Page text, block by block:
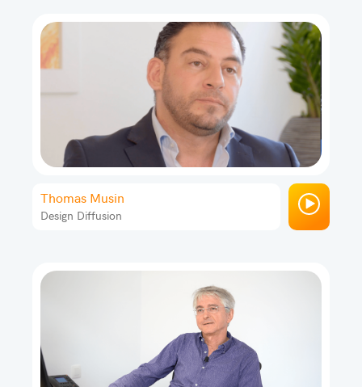
Thomas Musin
Design Diffusion